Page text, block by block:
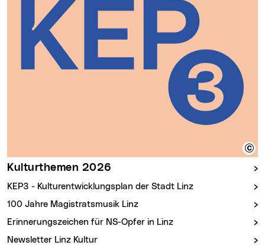
Kulturthemen 2026
KEP3 - Kulturentwicklungsplan der Stadt Linz
100 Jahre Magistratsmusik Linz
Erinnerungszeichen für NS-Opfer in Linz
Newsletter Linz Kultur